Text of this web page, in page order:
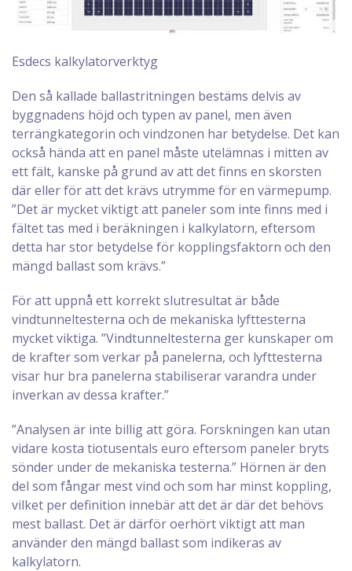
Esdecs kalkylatorverktyg
Den så kallade ballastritningen bestäms delvis av
byggnadens höjd och typen av panel, men även
terrängkategorin och vindzonen har betydelse. Det kan
också hända att en panel måste utelämnas i mitten av
ett fält, kanske på grund av att det finns en skorsten
där eller för att det krävs utrymme för en värmepump.
”Det är mycket viktigt att paneler som inte finns med i
fältet tas med i beräkningen i kalkylatorn, eftersom
detta har stor betydelse för kopplingsfaktorn och den
mängd ballast som krävs.”
För att uppnå ett korrekt slutresultat är både
vindtunneltesterna och de mekaniska lyfttesterna
mycket viktiga. ”Vindtunneltesterna ger kunskaper om
de krafter som verkar på panelerna, och lyfttesterna
visar hur bra panelerna stabiliserar varandra under
inverkan av dessa krafter.”
”Analysen är inte billig att göra. Forskningen kan utan
vidare kosta tiotusentals euro eftersom paneler bryts
sönder under de mekaniska testerna.” Hörnen är den
del som fångar mest vind och som har minst koppling,
vilket per definition innebär att det är där det behövs
mest ballast. Det är därför oerhört viktigt att man
använder den mängd ballast som indikeras av
kalkylatorn.